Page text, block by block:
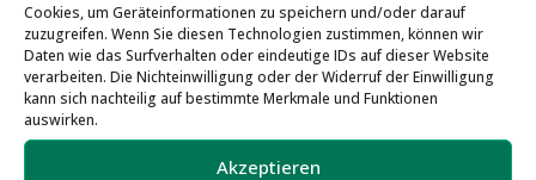
Cookies, um Geräteinformationen zu speichern und/oder darauf
zuzugreifen. Wenn Sie diesen Technologien zustimmen, können wir
Daten wie das Surfverhalten oder eindeutige IDs auf dieser Website
verarbeiten. Die Nichteinwilligung oder der Widerruf der Einwilligung
kann sich nachteilig auf bestimmte Merkmale und Funktionen
auswirken.
Akzeptieren